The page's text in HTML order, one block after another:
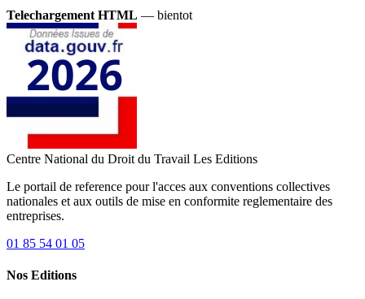
Telechargement HTML — bientot
Centre National du Droit du Travail Les Editions
Le portail de reference pour l'acces aux conventions collectives
nationales et aux outils de mise en conformite reglementaire des
entreprises.
01 85 54 01 05
Nos Editions